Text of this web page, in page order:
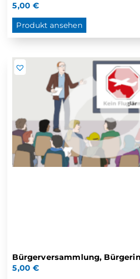
5,00€
Produkt ansehen
Bürgerversammlung,
5,00€